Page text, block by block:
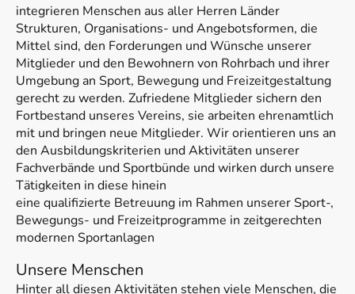
integrieren Menschen aus aller Herren Länder
Strukturen, Organisations- und Angebotsformen, die
Mittel sind, den Forderungen und Wünsche unserer
Mitglieder und den Bewohnern von Rohrbach und ihrer
Umgebung an Sport, Bewegung und Freizeitgestaltung
gerecht zu werden. Zufriedene Mitglieder sichern den
Fortbestand unseres Vereins, sie arbeiten ehrenamtlich
mit und bringen neue Mitglieder. Wir orientieren uns an
den Ausbildungskriterien und Aktivitäten unserer
Fachverbände und Sportbünde und wirken durch unsere
Tätigkeiten in diese hinein
eine qualifizierte Betreuung im Rahmen unserer Sport-,
Bewegungs- und Freizeitprogramme in zeitgerechten
modernen Sportanlagen
Unsere Menschen
Hinter all diesen Aktivitäten stehen viele Menschen, die